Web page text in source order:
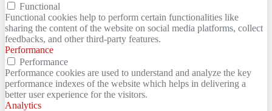
Functional
Functional cookies help to perform certain functionalities like
sharing the content of the website on social media platforms, collect
feedbacks, and other third-party features.
Performance
Performance
Performance cookies are used to understand and analyze the key
performance indexes of the website which helps in delivering a
better user experience for the visitors.
Analytics